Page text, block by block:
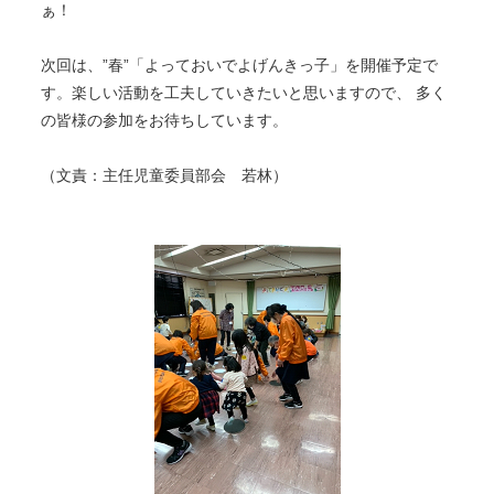
ぁ！
次回は、”春”「よっておいでよげんきっ子」を開催予定で
す。楽しい活動を工夫していきたいと思いますので、 多く
の皆様の参加をお待ちしています。
（文責：主任児童委員部会 若林）